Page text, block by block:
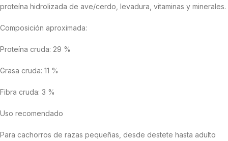
proteína hidrolizada de ave/cerdo, levadura, vitaminas y minerales.
Composición aproximada:
Proteína cruda: 29 %
Grasa cruda: 11 %
Fibra cruda: 3 %
Uso recomendado
Para cachorros de razas pequeñas, desde destete hasta adulto